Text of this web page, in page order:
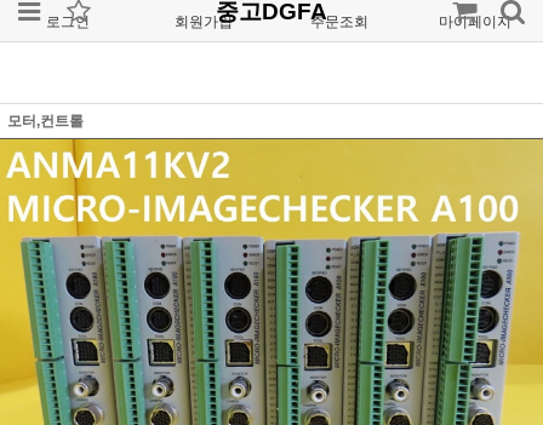
로그인 회원가입 주문조회 마이페이지
중고DGFA
모터,컨트롤